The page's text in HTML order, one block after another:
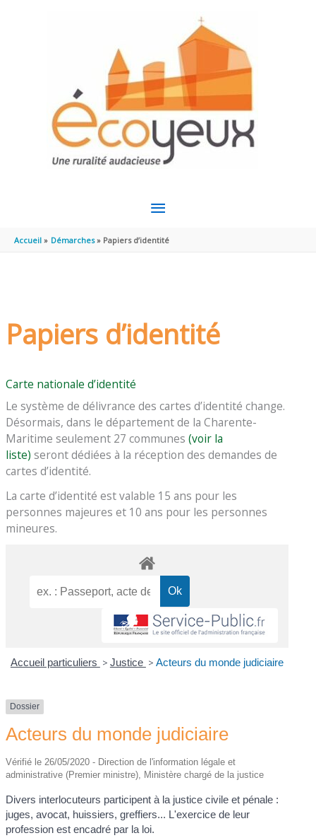
MENU
PRINCIPAL
Accueil Démarches Papiers d’identité
Papiers d’identité
Carte nationale d’identité
Le système de délivrance des cartes d’identité change.
Désormais, dans le département de la Charente-
Maritime seulement 27 communes(voir la
liste) seront dédiées à la réception des demandes de
cartes d’identité.
La carte d’identité est valable 15 ans pour les
personnes majeures et 10 ans pour les personnes
mineures.
Accueil particuliers > Justice > Acteurs du monde judiciaire
Dossier
Acteurs du monde judiciaire
Vérifié le 26/05/2020 - Direction de l'information légale et
administrative (Premier ministre), Ministère chargé de la justice
Divers interlocuteurs participent à la justice civile et pénale :
juges, avocat, huissiers, greffiers... L'exercice de leur
profession est encadré par la loi.